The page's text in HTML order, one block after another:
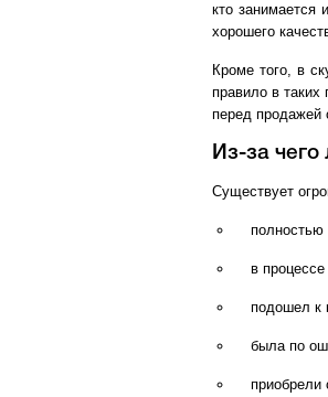
кто занимается
хорошего
Кроме того, в
правило в таких
перед продажей
Из-за
Существует
полностью
в
подошел к
была по
приобрели